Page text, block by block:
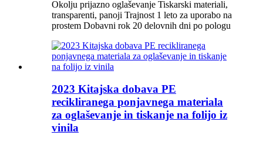
Okolju prijazno oglaševanje Tiskarski materiali,
transparenti, panoji Trajnost 1 leto za uporabo na
prostem Dobavni rok 20 delovnih dni po pologu
2023 Kitajska dobava PE
recikliranega ponjavnega materiala
za oglaševanje in tiskanje na folijo iz
vinila